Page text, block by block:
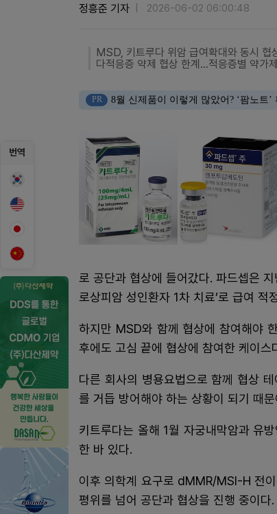
번역
정흥준 기자 2026-06-02 06:00:48
MSD, 키트루다 위암 급여확대와 동시 협
다적응증 약제 협상 한계...적응증별 약가
PR 8월 신제품이 이렇게 많았어? ‘팜노트’
로 공단과 협상에 들어갔다. 파드셉은
로상피암 성인환자 1차 치료’로 급여 적
하지만 MSD와 함께 협상에 참여해야
후에도 고심 끝에 협상에 참여한 케이스
다른 회사의 병용요법으로 함께 협상
를 거듭 방어해야 하는 상황이 되기 때문
키트루다는 올해 1월 자궁내막암과 유
한 바 있다.
이후 의학계 요구로 dMMR/MSI-H 전
평위를 넘어 공단과 협상을 진행 중이다.